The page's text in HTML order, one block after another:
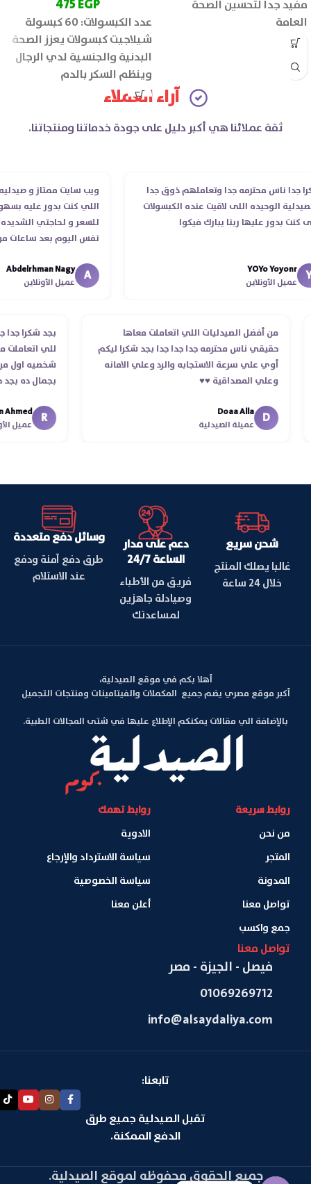
مفيد جدا لتحسين الصحة
العامة
475EGP
عدد الكبسولات: 60 كبسولة
شيلاجيت كبسولات يعزز الصحة
البدنية والجنسية لدي الرجال
وينظم السكر بالدم
آراء العملاء
ثقة عملائنا هي أكبر دليل على جودة خدماتنا ومنتجاتنا.
ناس محترمه جدا وتعاملهم ذوق جدا
الوحيده اللى لاقيت عنده الكبسولات
بدور عليها ربنا يبارك فيكوا
YOYo
الأونلاين
ويب سايت ممتاز و صيدليه
اللي كنت بدور عليه بسهوله
للسعر و لحاجتي الشديده
نفس اليوم بعد ساعات من
انتهاء موعد عمله ..فضل
استلمت ..شكرا جزيلا ليكم
Abdelrhman Nagy
عميل الأونلاين
من أفضل الصيدليات اللي اتعاملت معاها
حقيقي ناس محترمه جدا جدا جدا بجد شكرا ليكم
أوي علي سرعة الاستجابه والرد وعلي الامانه
وعلي المصداقية ♥️♥️‏
D
Doaa Alla
عميلة الصيدلية
بجد شكرا
للي
شخصيه
بجمال
R
شحن سريع
غالبا يصلك المنتج
خلال 24 ساعة
دعم على مدار
الساعة 24/7
فريق من الأطباء
وصيادلة جاهزين
لمساعدتك
وسائل دفع متعددة
طرق دفع آمنة ودفع
عند الاستلام
أهلا بكم في موقع الصيدلية،
أكبر موقع مصري يضم جميع المكملات والفيتامينات ومنتجات التجميل
بالإضافة الي مقالات يمكنكم الإطلاع عليها في شتى المجالات الطبية.
روابط سريعة
من نحن
المتجر
المدونة
تواصل معنا
جمع واكسب
روابط تهمك
الادوية
سياسة الاسترداد والإرجاع
سياسة الخصوصية
أعلن معنا
تواصل معنا
فيصل - الجيزة - مصر
01069269712
info@alsaydaliya.com
تابعنا:
تقبل الصيدلية جميع طرق
الدفع الممكنة.
جميع الحقوق محفوظه لموقع الصيدلية.